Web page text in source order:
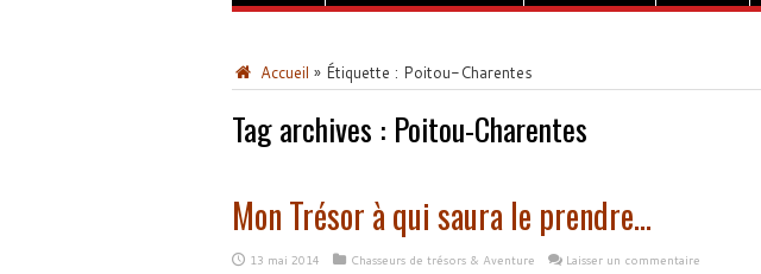
Accueil » Étiquette : Poitou-Charentes
Tag archives : Poitou-Charentes
Mon Trésor à qui saura le prendre…
13 mai 2014 Chasseurs de trésors & Aventure Laisser un commentaire